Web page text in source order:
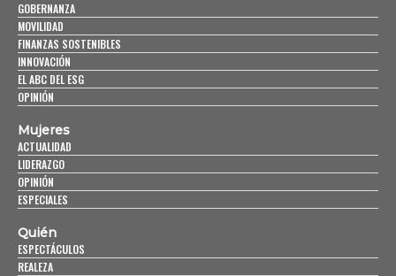
GOBERNANZA
MOVILIDAD
FINANZAS SOSTENIBLES
INNOVACIÓN
EL ABC DEL ESG
OPINIÓN
Mujeres
ACTUALIDAD
LIDERAZGO
OPINIÓN
ESPECIALES
Quién
ESPECTÁCULOS
REALEZA